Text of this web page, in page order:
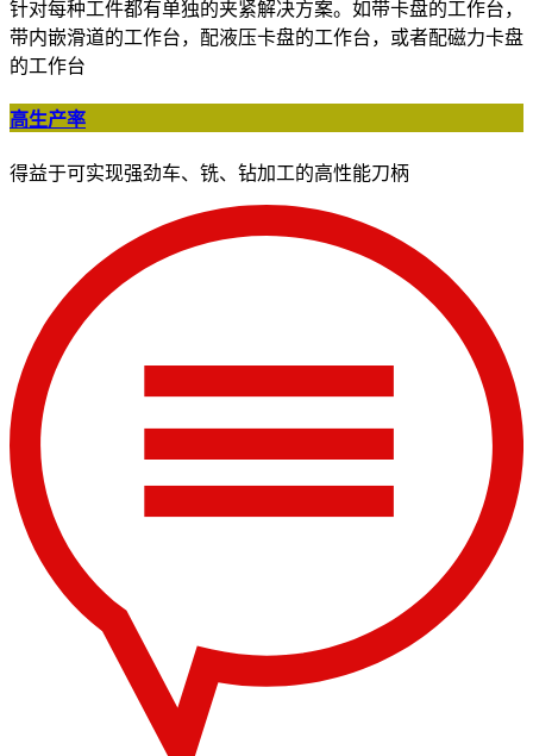
针对每种工件都有单独的夹紧解决方案。如带卡盘的工作台，
带内嵌滑道的工作台，配液压卡盘的工作台，或者配磁力卡盘
的工作台
高生产率
得益于可实现强劲车、铣、钻加工的高性能刀柄